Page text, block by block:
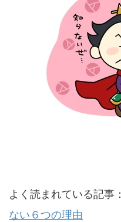
よく読まれている記事：
ない６つの理由